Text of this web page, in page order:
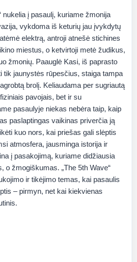
nukelia į pasaulį, kuriame žmonija
vykdoma iš keturių jau įvykdytų
elektrą, antroji atnešė stichines
miestus, o ketvirtoji metė žudikus,
žmonių. Paauglė Kasi, iš paprasto
tik jaunystės rūpesčius, staiga tampa
brolį. Keliaudama per sugriautą
pavojais, bet ir su
pasaulyje niekas nebėra taip, kaip
paslaptingas vaikinas priverčia ją
kuo nors, kai priešas gali slėptis
atmosfera, jausminga istorija ir
į pasakojimą, kuriame didžiausia
o žmogiškumas. „The 5th Wave“
ir tikėjimo temas, kai pasaulis
– pirmyn, net kai kiekvienas